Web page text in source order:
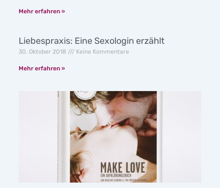
Mehr erfahren »
Liebespraxis: Eine Sexologin erzählt
30. Oktober 2018 Keine Kommentare
Mehr erfahren »